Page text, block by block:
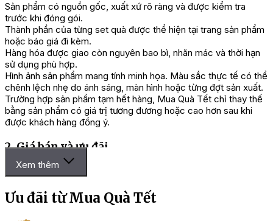
Sản phẩm có nguồn gốc, xuất xứ rõ ràng và được kiểm tra
trước khi đóng gói.
Thành phần của từng set quà được thể hiện tại trang sản phẩm
hoặc báo giá đi kèm.
Hàng hóa được giao còn nguyên bao bì, nhãn mác và thời hạn
sử dụng phù hợp.
Hình ảnh sản phẩm mang tính minh họa. Màu sắc thực tế có thể
chênh lệch nhẹ do ánh sáng, màn hình hoặc từng đợt sản xuất.
Trường hợp sản phẩm tạm hết hàng, Mua Quà Tết chỉ thay thế
bằng sản phẩm có giá trị tương đương hoặc cao hơn sau khi
được khách hàng đồng ý.
2. Giá bán và ưu đãi
Giá sản phẩm được áp dụng theo thời điểm khách hàng
Chương trình khuyến mãi, chiết khấu số lượng và quà tặng
kèm có thể thay đổi theo từng giai đoạn.
Phí vận chuyển, thiết kế, in logo, thiệp chúc Tết hoặc các
Xem thêm
Ưu đãi từ Mua Quà Tết